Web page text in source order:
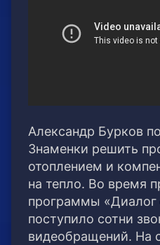
Александр Бурков
Знаменки решить
отоплением и
на тепло. Во время
программы «Диалог
поступило сотни
видеобращений. На